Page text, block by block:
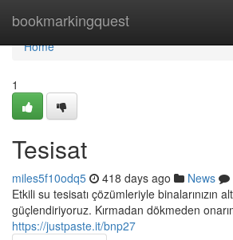
bookmarkingquest
Home
Home
1
Tesisat
miles5f10odq5 418 days ago News
Etkili su tesisatı çözümleriyle binalarınızın
güçlendiriyoruz. Kırmadan dökmeden
https://justpaste.it/bnp27